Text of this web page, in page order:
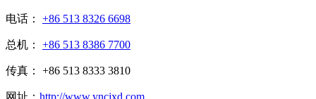
电话： +86 513 8326 6698
总机： +86 513 8386 7700
传真： +86 513 8333 3810